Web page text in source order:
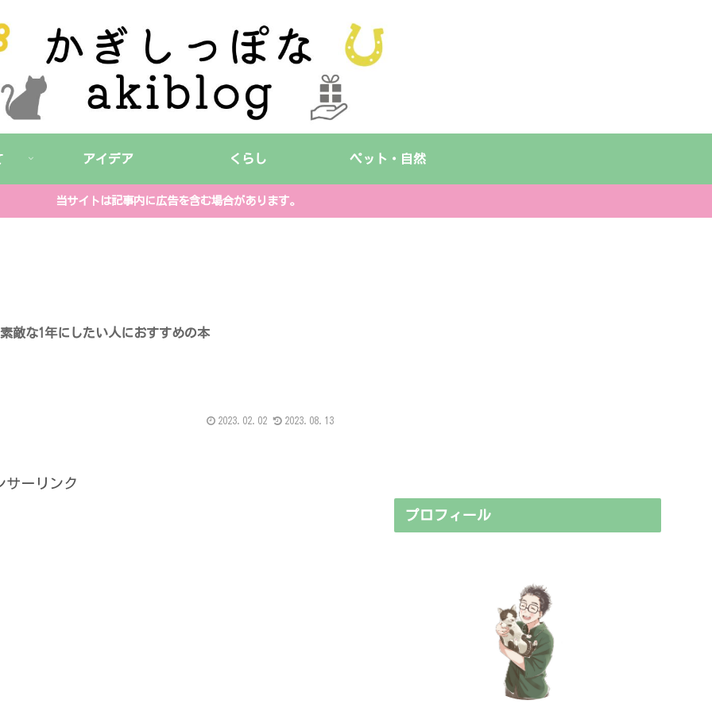
アイデア くらし ペット・自然
当サイトは記事内に広告を含む場合があります。
敵な1年にしたい人におすすめの本
2023.02.02 2023.08.13
サーリンク
プロフィール